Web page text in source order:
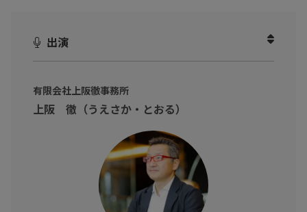
出演
有限会社上阪徹事務所
上阪 徹（うえさか・とおる）